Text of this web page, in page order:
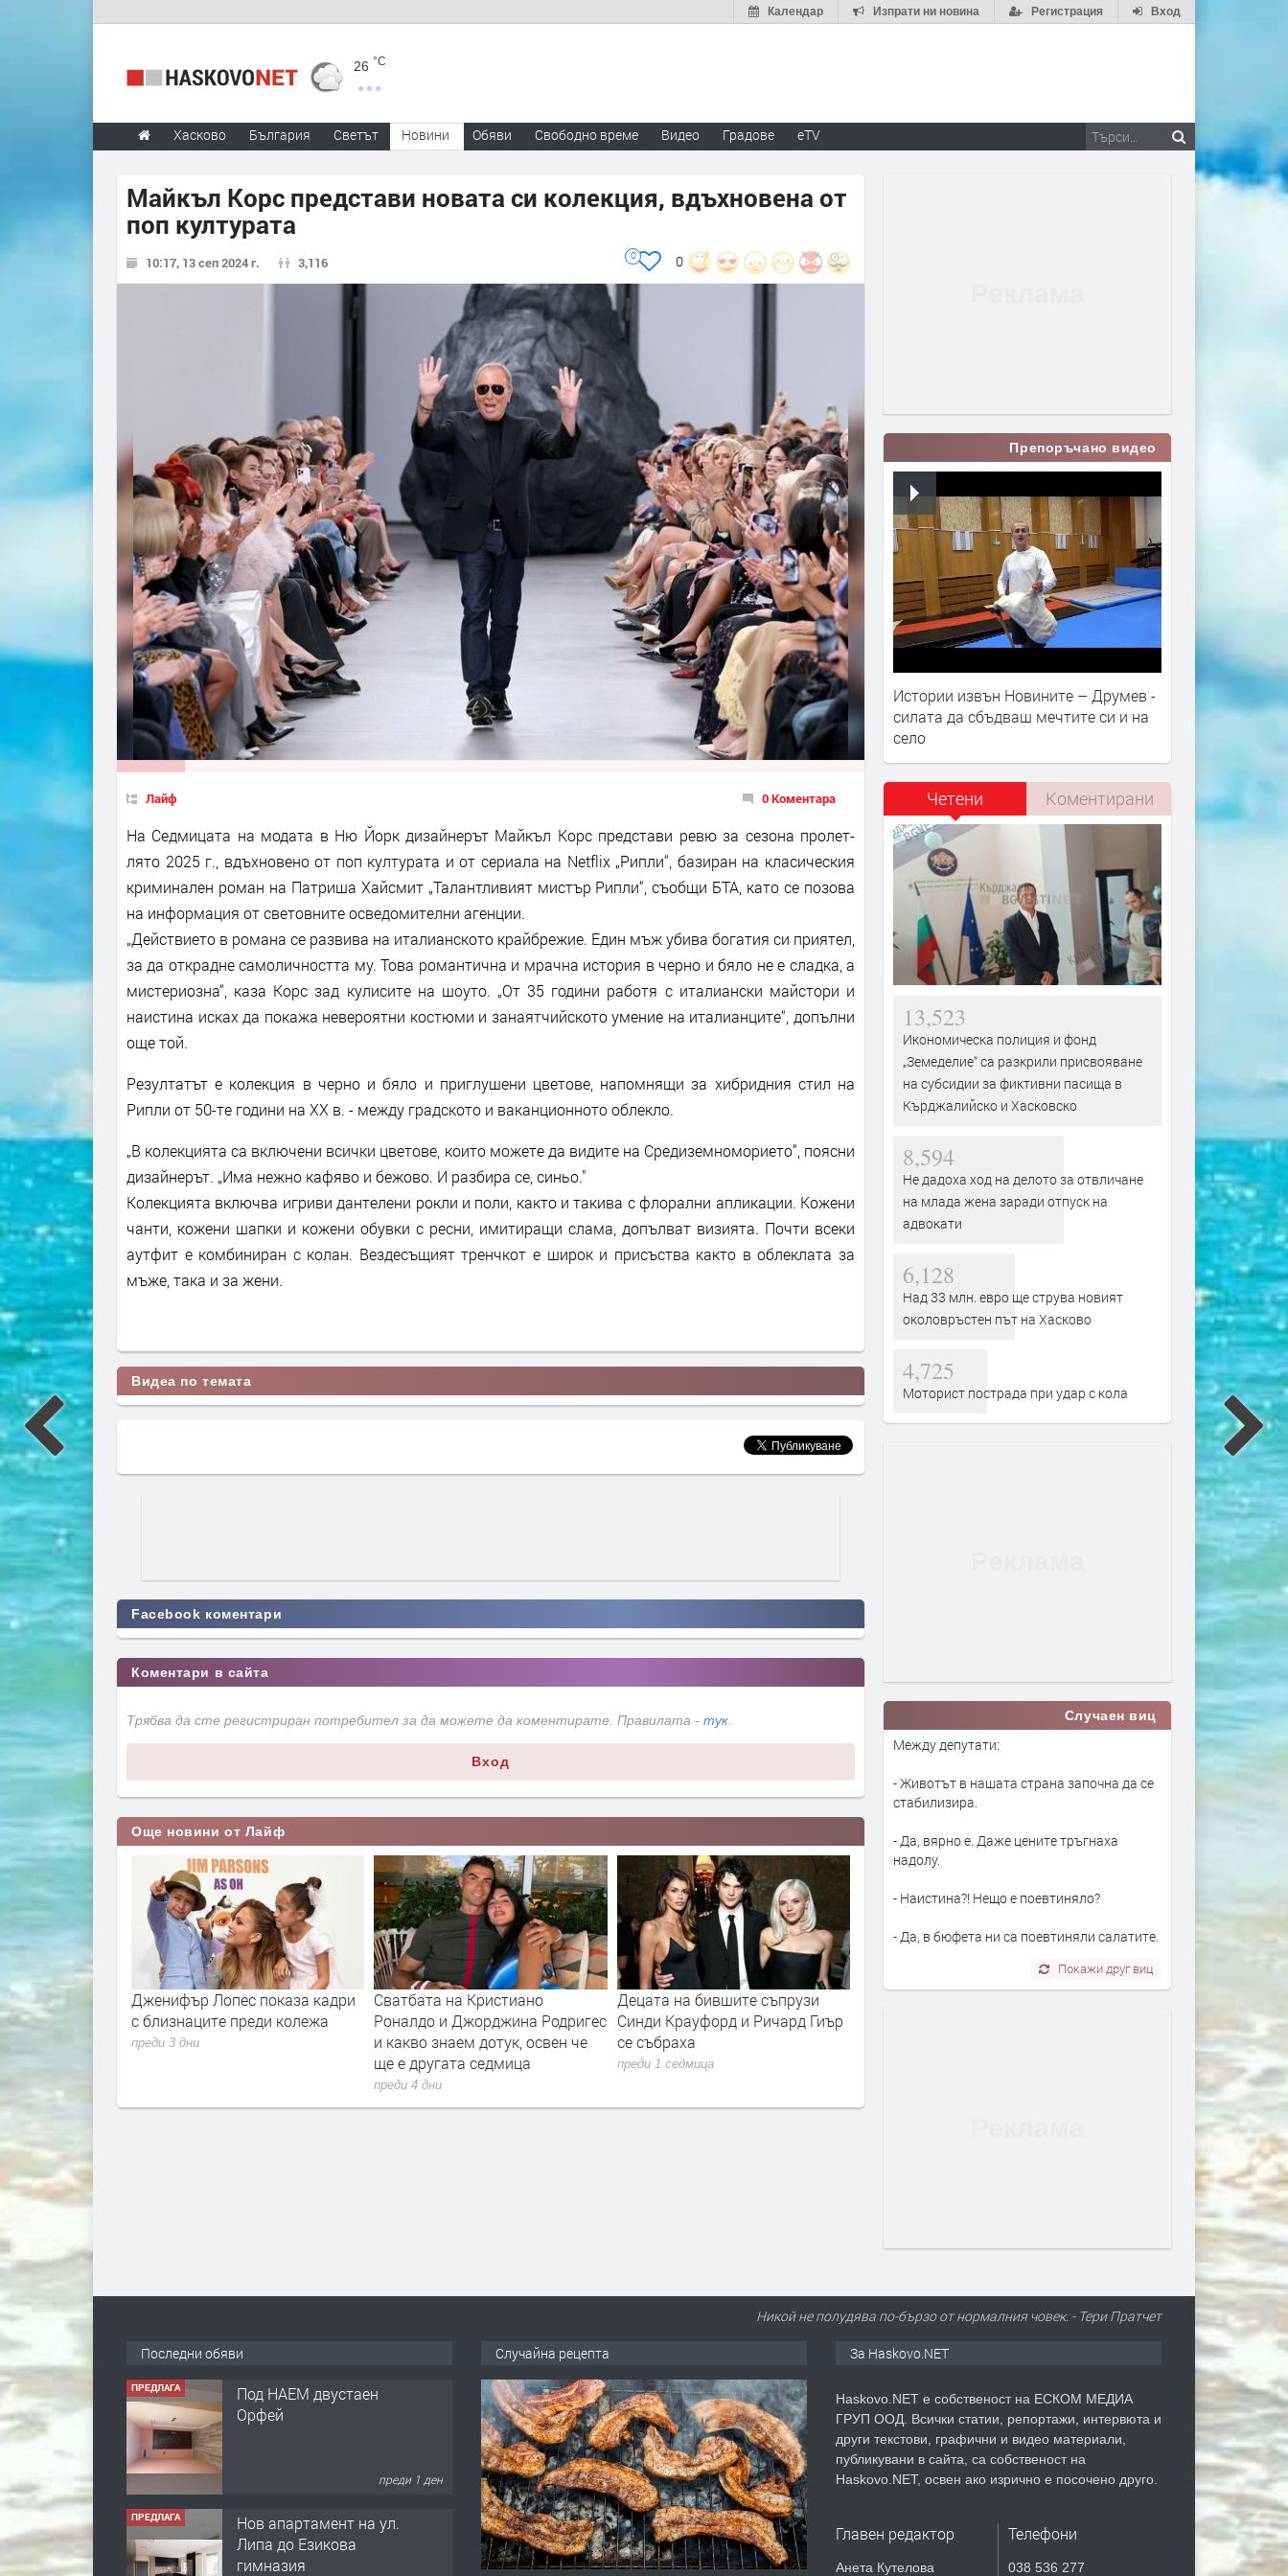
Вход
Регистрация
Изпрати ни новина
Календар
26 °C
Хасково България Светът Новини Обяви Свободно време Видео Градове eTV
Майкъл Корс представи новата си колекция, вдъхновена от
поп културата
10:17, 13 сеп 2024 г. 3,116 0
0
Лайф 0 Коментара
На Седмицата на модата в Ню Йорк дизайнерът Майкъл Корс представи ревю за сезона пролет-
лято 2025 г., вдъхновено от поп културата и от сериала на Netflix „Рипли“, базиран на класическия
криминален роман на Патриша Хайсмит „Талантливият мистър Рипли“, съобщи БТА, като се позова
на информация от световните осведомителни агенции.
„Действието в романа се развива на италианското крайбрежие. Един мъж убива богатия си приятел,
за да открадне самоличността му. Това романтична и мрачна история в черно и бяло не е сладка, а
мистериозна“, каза Корс зад кулисите на шоуто. „От 35 години работя с италиански майстори и
наистина исках да покажа невероятни костюми и занаятчийското умение на италианците“, допълни
още той.
Резултатът е колекция в черно и бяло и приглушени цветове, напомнящи за хибридния стил на
Рипли от 50-те години на ХХ в. - между градското и ваканционното облекло.
„В колекцията са включени всички цветове, които можете да видите на Средиземноморието“, поясни
дизайнерът. „Има нежно кафяво и бежово. И разбира се, синьо."
Колекцията включва игриви дантелени рокли и поли, както и такива с флорални апликации. Кожени
чанти, кожени шапки и кожени обувки с ресни, имитиращи слама, допълват визията. Почти всеки
аутфит е комбиниран с колан. Вездесъщият тренчкот е широк и присъства както в облеклата за
мъже, така и за жени.
Видеа по темата
Facebook коментари
Коментари в сайта
Трябва да сте регистриран потребител за да можете да коментирате. Правилата - тук
Вход
Още новини от Лайф
на показ
Дженифър Лопес показа кадри
с близнаците преди колежа
преди 3 дни
Сватбата на Кристиано
Роналдо и Джорджина Родригес
и какво знаем дотук, освен че
ще е другата седмица
преди 4 дни
Децата на бившите съпрузи
Синди Крауфорд и Ричард Гиър
се събраха
преди 1 седмица
Препоръчано видео
Истории извън Новините – Друмев -
силата да сбъдваш мечтите си и на
село
Четени Коментирани
13,523
Икономическа полиция и фонд
„Земеделие“ са разкрили присвояване
на субсидии за фиктивни пасища в
Кърджалийско и Хасковско
8,594
Не дадоха ход на делото за отвличане
на млада жена заради отпуск на
адвокати
6,128
Над 33 млн. евро ще струва новият
околовръстен път на Хасково
4,725
Моторист пострада при удар с кола
Случаен виц
Между депутати:
- Животът в нашата страна започна да се
стабилизира.
- Да, вярно е. Даже цените тръгнаха
надолу.
- Наистина?! Нещо е поевтиняло?
- Да, в бюфета ни са поевтиняли салатите.
Покажи друг виц
Никой не полудява по-бързо от нормалния човек. - Тери Пратчет
Последни обяви
ПРЕДЛАГА
Под НАЕМ двустаен
Орфей
преди 1 ден
ПРЕДЛАГА
Нов апартамент на ул.
Липа до Езикова
гимназия
Случайна рецепта За Haskovo.NET
Haskovo.NET е собственост на ЕСКОМ МЕДИА
ГРУП ООД. Всички статии, репортажи, интервюта и
други текстови, графични и видео материали,
публикувани в сайта, са собственост на
Haskovo.NET, освен ако изрично е посочено друго.
Главен редактор
Анета Кутелова
Телефони
038 536 277